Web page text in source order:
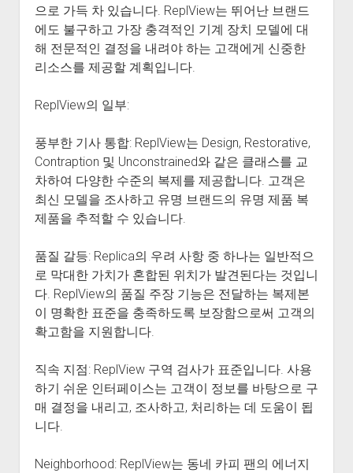
으로 가득 차 있습니다. ReplView는 뛰어난 브랜드
에도 불구하고 가장 충격적인 기계 장치 모델에 대
해 전문적인 결정을 내려야 하는 고객에게 신중한
리소스를 제공할 계획입니다.
ReplView의 일부:
풍부한 기사 통합: ReplView는 Design, Restorative,
Contraption 및 Unconstrained와 같은 클래스를 교
차하여 다양한 수준의 복제를 제공합니다. 고객은
최신 모델을 조사하고 유명 브랜드의 유명 제품 복
제품을 추적할 수 있습니다.
품질 갈등: Replica의 우려 사항 중 하나는 일반적으
로 막대한 가치가 혼합된 위치가 발견된다는 것입니
다. ReplView의 품질 주장 기능은 전달하는 복제본
이 명확한 표준을 충족하도록 보장함으로써 고객의
확고함을 지원합니다.
직속 지점: ReplView 구역 검사가 표준입니다. 사용
하기 쉬운 인터페이스는 고객이 정보를 바탕으로 구
매 결정을 내리고, 조사하고, 처리하는 데 도움이 됩
니다.
Neighborhood: ReplView는 동네 카피 팬의 에너지